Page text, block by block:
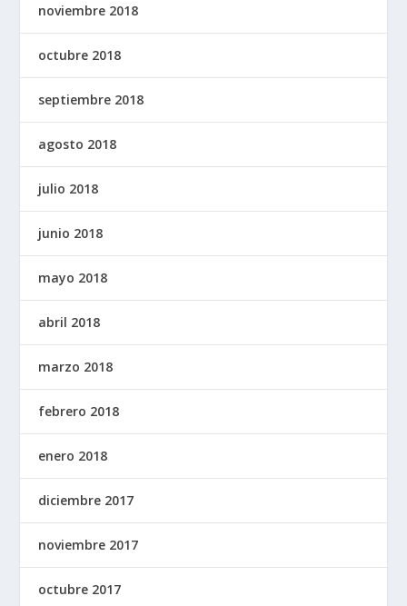
noviembre 2018
octubre 2018
septiembre 2018
agosto 2018
julio 2018
junio 2018
mayo 2018
abril 2018
marzo 2018
febrero 2018
enero 2018
diciembre 2017
noviembre 2017
octubre 2017